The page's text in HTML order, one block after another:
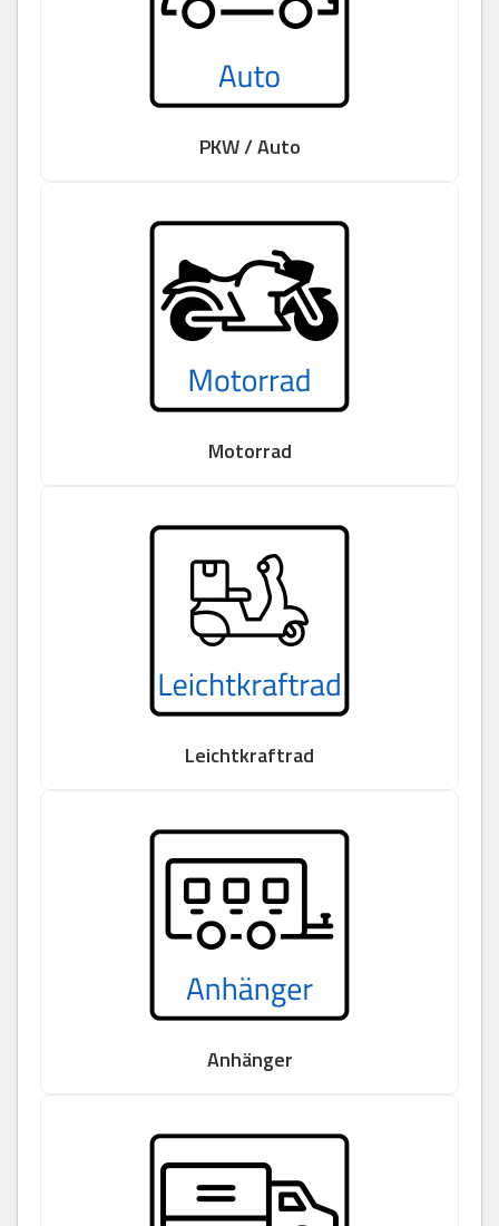
PKW / Auto
Motorrad
Leichtkraftrad
Anhänger